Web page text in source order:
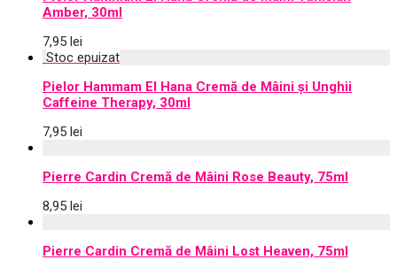
Amber, 30ml
7,95 lei
Pielor Hammam El Hana Cremă de Mâini și Unghii
Caffeine Therapy, 30ml
7,95 lei
Pierre Cardin Cremă de Mâini Rose Beauty, 75ml
8,95 lei
Pierre Cardin Cremă de Mâini Lost Heaven, 75ml